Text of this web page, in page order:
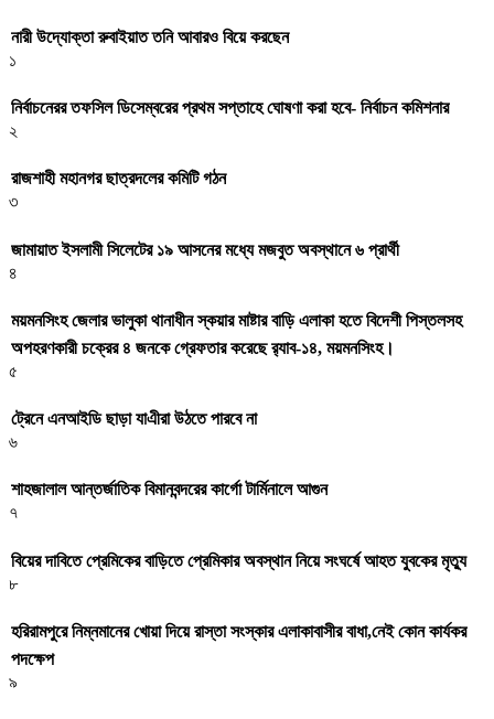
নারী উদ্যোক্তা রুবাইয়াত তনি আবারও বিয়ে করছেন
১
নির্বাচনেরর তফসিল ডিসেম্বরের প্রথম সপ্তাহে ঘোষণা করা হবে- নির্বাচন কমিশনার
২
রাজশাহী মহানগর ছাত্রদলের কমিটি গঠন
৩
জামায়াত ইসলামী সিলেটের ১৯ আসনের মধ্যে মজবুত অবস্থানে ৬ প্রার্থী
৪
ময়মনসিংহ জেলার ভালুকা থানাধীন স্কয়ার মাষ্টার বাড়ি এলাকা হতে বিদেশী পিস্তলসহ
অপহরণকারী চক্রের ৪ জনকে গ্রেফতার করেছে র‌্যাব-১৪, ময়মনসিংহ।
৫
ট্রেনে এনআইডি ছাড়া যাএীরা উঠতে পারবে না
৬
শাহজালাল আন্তর্জাতিক বিমানবন্দরের কার্গো টার্মিনালে আগুন
৭
বিয়ের দাবিতে প্রেমিকের বাড়িতে প্রেমিকার অবস্থান নিয়ে সংঘর্ষে আহত যুবকের মৃত্যু
৮
হরিরামপুরে নিম্নমানের খোয়া দিয়ে রাস্তা সংস্কার এলাকাবাসীর বাধা,নেই কোন কার্যকর
পদক্ষেপ
৯